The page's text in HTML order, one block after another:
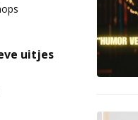
uitjes